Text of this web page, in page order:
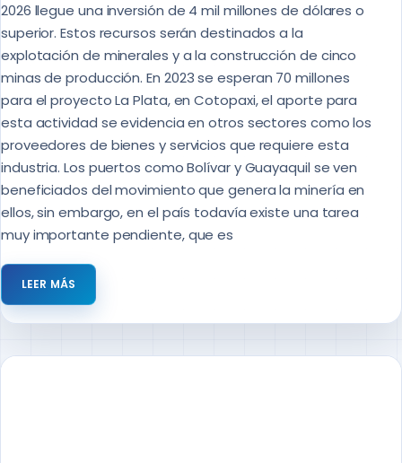
2026 llegue una inversión de 4 mil millones de dólares o
superior. Estos recursos serán destinados a la
explotación de minerales y a la construcción de cinco
minas de producción. En 2023 se esperan 70 millones
para el proyecto La Plata, en Cotopaxi, el aporte para
esta actividad se evidencia en otros sectores como los
proveedores de bienes y servicios que requiere esta
industria. Los puertos como Bolívar y Guayaquil se ven
beneficiados del movimiento que genera la minería en
ellos, sin embargo, en el país todavía existe una tarea
muy importante pendiente, que es
LEER MÁS